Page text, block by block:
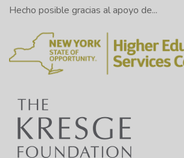
Hecho posible gracias al apoyo de...